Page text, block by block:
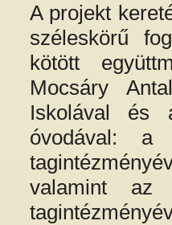
A projekt
széleskörű
kötött
Mocsáry
Iskolával és
óvodával: a
valamint az